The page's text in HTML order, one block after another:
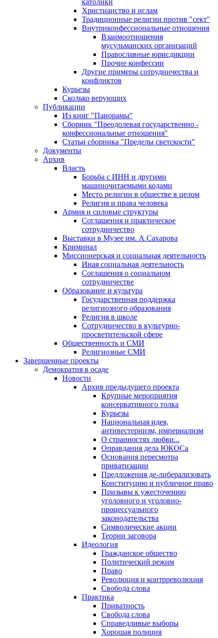
католики
Христианство и ислам
Традиционные религии против "сект"
Внутриконфессиональные отношения
Взаимоотношения
мусульманских организаций
Православные юрисдикции
Прочие конфессии
Другие примеры сотрудничества и
конфликтов
Курьезы
Сколько верующих
Публикации
Из книг "Панорамы"
Сборник "Преодолевая государственно -
конфессиональные отношения"
Статьи сборника "Пределы светскости"
Документы
Архив
Власть
Борьба с ИНН и другими
машиночитаемыми кодами
Место религии в обществе в целом
Религия и права человека
Армия и силовые структуры
Соглашения и практическое
сотрудничество
Выставки в Музее им. А.Сахарова
Криминал
Миссионерская и социальная деятельность
Иная социальная деятельность
Соглашения о социальном
сотрудничестве
Образование и культура
Государственная поддержка
религиозного образования
Религия в школе
Сотрудничество в культурно-
просветительской сфере
Общественность и СМИ
Религиозные СМИ
Завершенные проекты
Демократия в осаде
Новости
Архив предыдущего проекта
Крупные мероприятия
консервативного толка
Курьезы
Национальная идея,
антивестернизм, империализм
О странностях любви...
Оправдания дела ЮКОСа
Основания пересмотра
приватизации
Предложения де-либерализовать
Конституцию и публичное право
Призывы к ужесточению
уголовного и уголовно-
процессуального
законодательства
Символические акции
Теории заговора
Идеология
Гражданское общество
Политический режим
Право
Революция и контрреволюция
Свобода слова
Практика
Приватность
Свобода слова
Справедливые выборы
Хорошая полиция